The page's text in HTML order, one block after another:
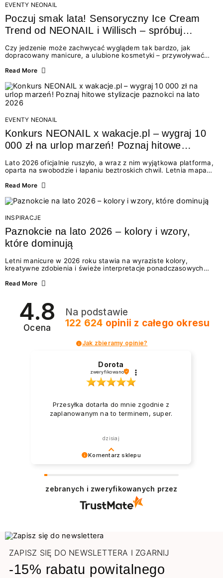
EVENTY NEONAIL
Poczuj smak lata! Sensoryczny Ice Cream
Trend od NEONAIL i Willisch – spróbuj
nowych lodów i odbierz prezent!
Czy jedzenie może zachwycać wyglądem tak bardzo, jak
dopracowany manicure, a ulubione kosmetyki – przywoływać
świata beauty i oszałamiających deserów to coś więcej niż
zmysłami: przez soczysty kolor, aksamitną teksturę,
orzeźwiający zapach i słodki akcent na podniebieniu. Tego lata
NEONAIL łączy siły z marką Willisch, tworząc unikalny projekt
na styku jedzenia i piękna....
Read More
EVENTY NEONAIL
Konkurs NEONAIL x wakacje.pl – wygraj 10
000 zł na urlop marzeń! Poznaj hitowe
Lato 2026 oficjalnie ruszyło, a wraz z nim wyjątkowa platforma,
oparta na swobodzie i łapaniu beztroskich chwil. Letnia mapa
doświadczenia wakacji – od spontanicznych wyjazdów, przez
Motywem przewodnim jest eksplorowanie i kolekcjonowanie
letnich momentów. Z tej okazji przygotowaliśmy coś absolutnie
wyjątkowego: wielki konkurs z wakacje.pl oraz dawkę
najgorętszych trendów w...
Read More
INSPIRACJE
Paznokcie na lato 2026 – kolory i wzory,
które dominują
Letni manicure w 2026 roku stawia na wyraziste kolory,
kreatywne zdobienia i świeże interpretacje ponadczasowych
zarówno energetycznych odcieni inspirowanych wakacjami, jak
2026? Znajdź inspirację dla swojego manicure!
Read More
4.8
Ocena
Na podstawie
122 624 opinii z całego okresu
Jak zbieramy opinie?
Komentarz sklepu
profesjonalizm i zadowolenie Klienta. Cieszymy
się, że spełniliśmy Pani oczekiwania.
Zapraszamy do ponownego skorzystania z
Dorota
zweryfikowano
Przesyłka dotarła do mnie zgodnie z
zaplanowanym na to terminem, super.
dzisiaj
zebranych i zweryfikowanych przez
ZAPISZ SIĘ DO NEWSLETTERA I ZGARNIJ
-15% rabatu powitalnego